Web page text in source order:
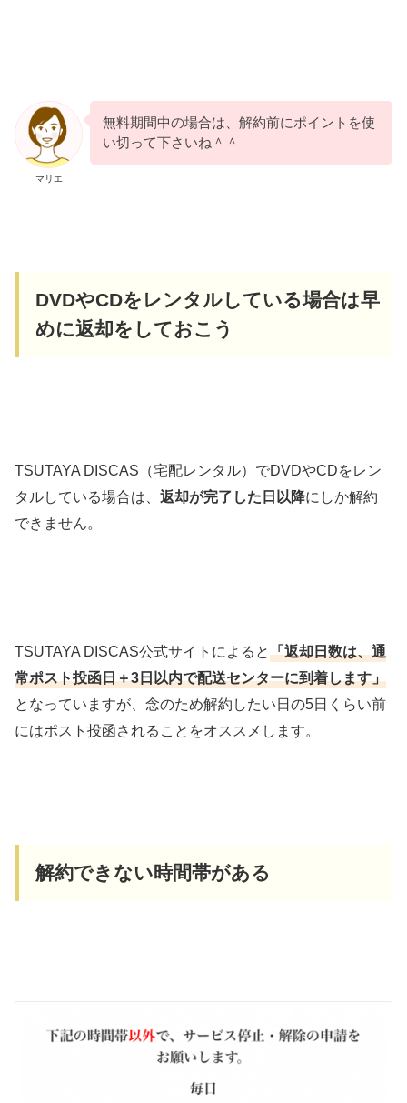
マリエ
無料期間中の場合は、解約前にポイントを使
い切って下さいね＾＾
DVDやCDをレンタルしている場合は早
めに返却をしておこう
TSUTAYA DISCAS（宅配レンタル）でDVDやCDをレン
タルしている場合は、返却が完了した日以降にしか解約
できません。
TSUTAYA DISCAS公式サイトによると
「返却日数は、通
常ポスト投函日＋3日以内で配送センターに到着します」
となっていますが、念のため解約したい日の5日くらい前
にはポスト投函されることをオススメします。
解約できない時間帯がある